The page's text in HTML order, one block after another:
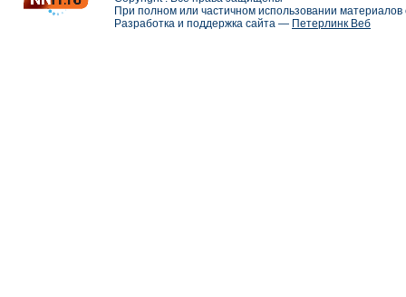
При полном или частичном использовании
Разработка и поддержка сайта — Петерлинк Веб